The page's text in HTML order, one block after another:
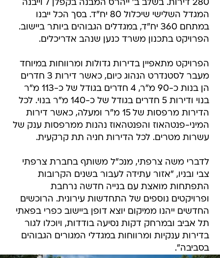
280 דירות. בשלב ב' ייהרס המבנה בקפלן 7 וייבנה
המגדל השלישי שיכלול 80 יח"ד. בסך הכל ייבנו
במתחם 360 יח"ד, במגדלים הגבוהים ביותר ביישוב.
הפרויקט בתכנון משרד כנען שנהב אדריכלים.
הפרויקט מתאפיין בדירות גדולות ומרווחות במיוחד
מעבר לסטנדרט הנהוג כיום, כאשר דירות 3 חדרים
הן בנות כ-90 מ"ר, 4 חדרים בגודל של כ-113 מ"ר
בנוי ודירות 5 חדרים בגודל של כ-140 מ"ר בנוי. לכל
הדירות מרפסות של 15 מ"ר ומעלה, כאשר דירות
המיני-פנטהאוז והפנטהאוז נהנות ממרפסות ענק של
עשרות מטרים. לכל הדירות חניה תת קרקעית.
לדברי משה צרפתי, מנכ"ל משותף בחברת צרפתי
צבי ובניו, "אזור עתידה לעבור בשנים הקרובות
התפתחות מואצת עם בנייה חדשה נרחבת
ופרויקטים נוספים של התחדשות עירונית. הרוכשים
החדשים ייהנו ממיקום יוצא דופן ביישוב כפרי בפאתי
תל אביב ובמרחק דקות נסיעה בודדות, ויוכלו לגור
בדירות ענקיות ומרווחות במגדלי המגורים הגבוהים
בסביבה".